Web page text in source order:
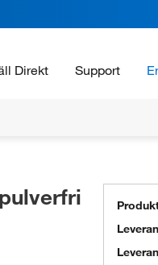
Direkt Support